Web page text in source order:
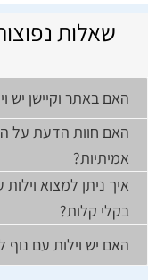
שאלות
האם באתר וקיישן יש
האם חוות הדעת על
אמיתיות?
איך ניתן למצוא
בקלי קלות?
האם יש וילות עם נוף